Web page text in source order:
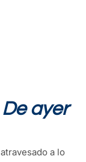
ayer
a lo